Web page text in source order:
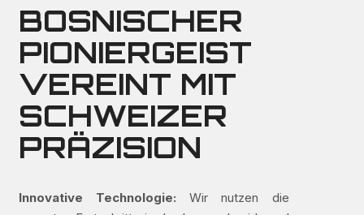
BOSNISCHER
PIONIERGEIST
VEREINT MIT
SCHWEIZER
PRÄZISION
Innovative Technologie: Wir nutzen die